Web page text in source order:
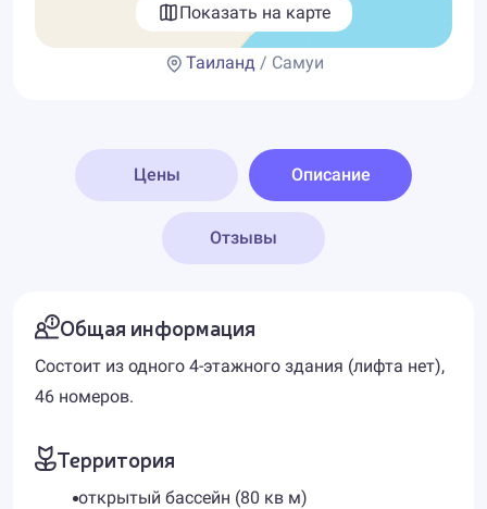
Показать на карте
Таиланд / Самуи
Цены Описание
Отзывы
Общая информация
Состоит из одного 4-этажного здания (лифта нет),
46 номеров.
Территория
открытый бассейн (80 кв м)